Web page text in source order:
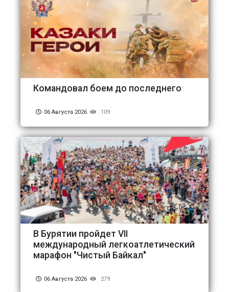
Командовал боем до последнего
06 Августа 2026 109
В Бурятии пройдет VII
международный легкоатлетический
марафон "Чистый Байкал"
06 Августа 2026 279